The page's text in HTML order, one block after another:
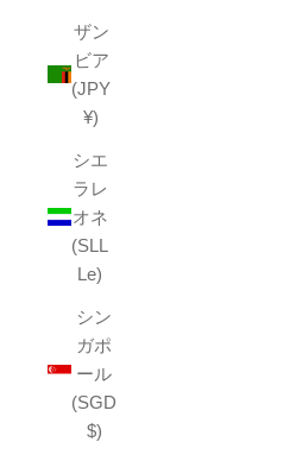
ザン
ビア
(JPY
¥)
シエ
ラレ
オネ
(SLL
Le)
シン
ガポ
ール
(SGD
$)